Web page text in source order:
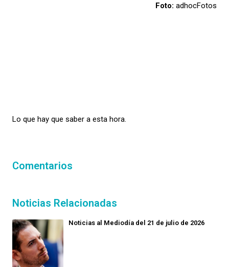
Foto: adhocFotos
Lo que hay que saber a esta hora.
Comentarios
Noticias Relacionadas
Noticias al Mediodía del 21 de julio de 2026